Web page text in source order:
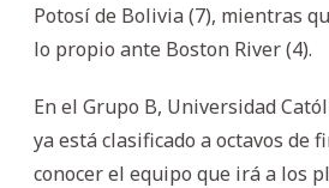
Potosí de Bolivia (7), mientras
lo propio ante Boston River (4).
En el Grupo B, Universidad
ya está clasificado a octavos de
conocer el equipo que irá a los